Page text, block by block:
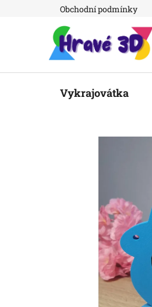
Obchodní podmínky
Vykrajovátka